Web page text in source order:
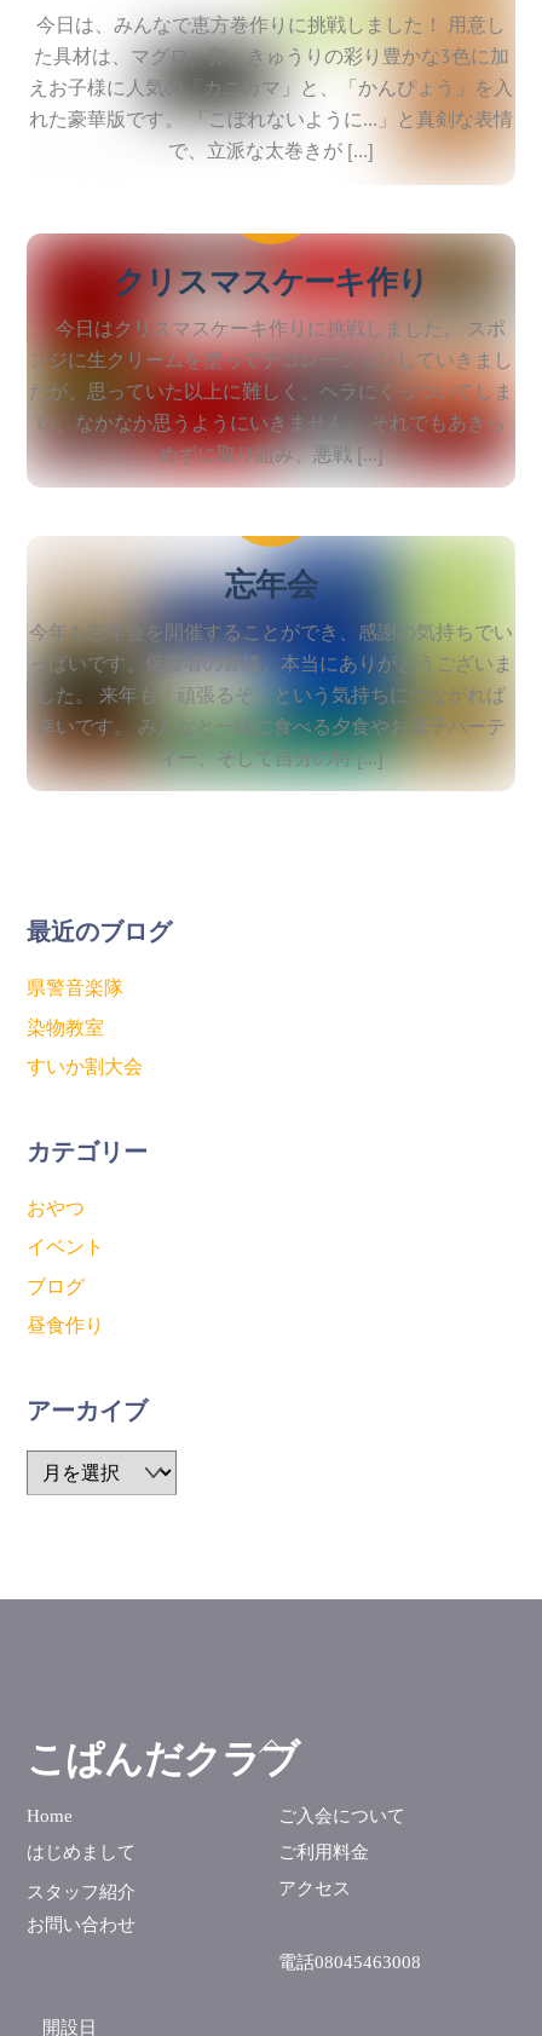
今日は、みんなで恵方巻作りに挑戦しました！ 用意し
た具材は、マグロ、卵、きゅうりの彩り豊かな3色に加
えお子様に人気の「カニカマ」と、「かんぴょう」を入
れた豪華版です。 「こぼれないように…」と真剣な表情
で、立派な太巻きが […]
クリスマスケーキ作り
今日はクリスマスケーキ作りに挑戦しました。 スポ
ンジに生クリームを塗ってデコレーションしていきまし
たが、思っていた以上に難しく、ヘラにくっついてしま
い、なかなか思うようにいきません。 それでもあきら
めずに取り組み、悪戦 […]
2025
12
忘年会
今年も忘年会を開催することができ、感謝の気持ちでい
っぱいです。保護者の皆様、本当にありがとうございま
した。 来年も「頑張るぞ」という気持ちにつながれば
幸いです。 みんなと一緒に食べる夕食やお菓子パーテ
ィー、そして自分の特 […]
最近のブログ
県警音楽隊
染物教室
すいか割大会
カテゴリー
おやつ
イベント
ブログ
昼食作り
アーカイブ
ー
ト
ッ
に
戻
る
こぱんだクラブ
Home
はじめまして
スタッフ紹介
お問い合わせ
ご入会について
ご利用料金
アクセス
電話08045463008
開設日